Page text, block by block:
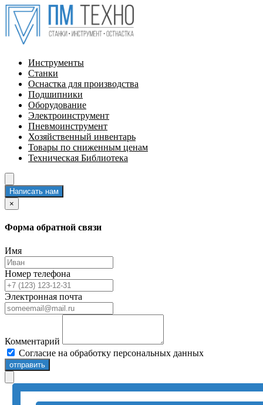
Инструменты
Станки
Оснастка для производства
Подшипники
Оборудование
Электроинструмент
Пневмоинструмент
Хозяйственный инвентарь
Товары по сниженным ценам
Техническая Библиотека
Написать нам
×
Форма обратной связи
Имя
Номер телефона
Электронная почта
Комментарий
Согласие на обработку персональных данных
отправить